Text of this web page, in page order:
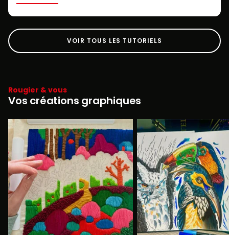
VOIR TOUS LES TUTORIELS
Rougier & vous
Vos créations graphiques